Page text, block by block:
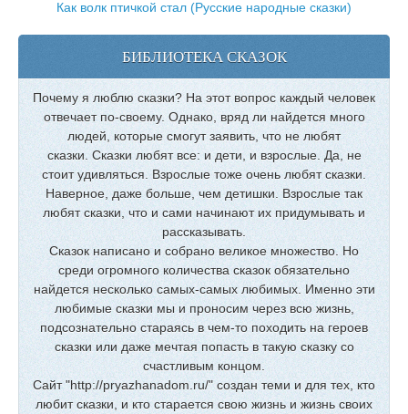
Как волк птичкой стал (Русские народные сказки)
БИБЛИОТЕКА СКАЗОК
Почему я люблю сказки? На этот вопрос каждый человек
отвечает по-своему. Однако, вряд ли найдется много
людей, которые смогут заявить, что не любят
сказки. Сказки любят все: и дети, и взрослые. Да, не
стоит удивляться. Взрослые тоже очень любят сказки.
Наверное, даже больше, чем детишки. Взрослые так
любят сказки, что и сами начинают их придумывать и
рассказывать.
Сказок написано и собрано великое множество. Но
среди огромного количества сказок обязательно
найдется несколько самых-самых любимых. Именно эти
любимые сказки мы и проносим через всю жизнь,
подсознательно стараясь в чем-то походить на героев
сказки или даже мечтая попасть в такую сказку со
счастливым концом.
Сайт "http://pryazhanadom.ru/" создан теми и для тех, кто
любит сказки, и кто старается свою жизнь и жизнь своих